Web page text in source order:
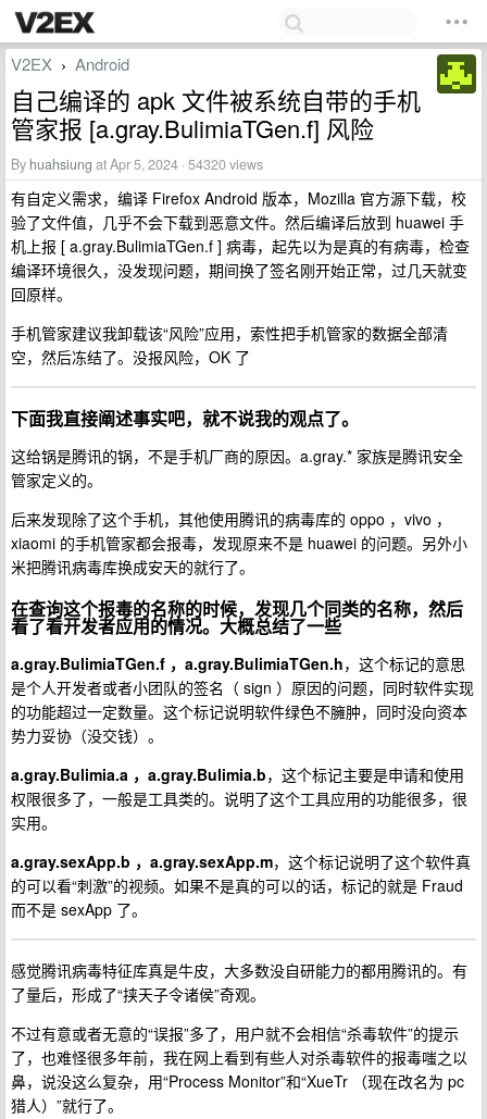
V2EX › Android
自己编译的 apk 文件被系统自带的手机
管家报 [a.gray.BulimiaTGen.f] 风险
By huahsiung at Apr 5, 2024 · 54320 views
有自定义需求，编译 Firefox Android 版本，Mozilla 官方源下载，校
验了文件值，几乎不会下载到恶意文件。然后编译后放到 huawei 手
机上报 [ a.gray.BulimiaTGen.f ] 病毒，起先以为是真的有病毒，检查
编译环境很久，没发现问题，期间换了签名刚开始正常，过几天就变
回原样。
手机管家建议我卸载该“风险”应用，索性把手机管家的数据全部清
空，然后冻结了。没报风险，OK 了
下面我直接阐述事实吧，就不说我的观点了。
这给锅是腾讯的锅，不是手机厂商的原因。a.gray.* 家族是腾讯安全
管家定义的。
后来发现除了这个手机，其他使用腾讯的病毒库的 oppo ，vivo ，
xiaomi 的手机管家都会报毒，发现原来不是 huawei 的问题。另外小
米把腾讯病毒库换成安天的就行了。
在查询这个报毒的名称的时候，发现几个同类的名称，然后
看了看开发者应用的情况。大概总结了一些
a.gray.BulimiaTGen.f ，a.gray.BulimiaTGen.h，这个标记的意思
是个人开发者或者小团队的签名（ sign ）原因的问题，同时软件实现
的功能超过一定数量。这个标记说明软件绿色不臃肿，同时没向资本
势力妥协（没交钱）。
a.gray.Bulimia.a ，a.gray.Bulimia.b，这个标记主要是申请和使用
权限很多了，一般是工具类的。说明了这个工具应用的功能很多，很
实用。
a.gray.sexApp.b ，a.gray.sexApp.m，这个标记说明了这个软件真
的可以看“刺激”的视频。如果不是真的可以的话，标记的就是 Fraud
而不是 sexApp 了。
感觉腾讯病毒特征库真是牛皮，大多数没自研能力的都用腾讯的。有
了量后，形成了“挟天子令诸侯”奇观。
不过有意或者无意的“误报”多了，用户就不会相信“杀毒软件”的提示
了，也难怪很多年前，我在网上看到有些人对杀毒软件的报毒嗤之以
鼻，说没这么复杂，用“Process Monitor”和“XueTr （现在改名为 pc
猎人）”就行了。